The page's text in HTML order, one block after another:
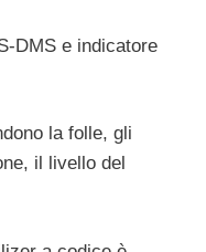
DMS e indicatore
la folle, gli
il livello del